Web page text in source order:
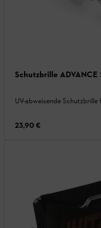
Schutzbrille ADVANCE
UV-abweisende
23,90 €